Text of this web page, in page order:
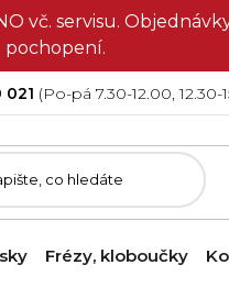
vč. servisu.
pochopení.
021
Frézy, kloboučky